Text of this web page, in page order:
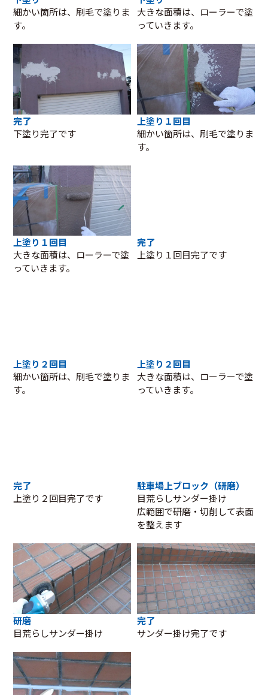
細かい箇所は、刷毛で塗りま
す。
大きな面積は、ローラーで塗
っていきます。
完了
下塗り完了です
上塗り１回目
細かい箇所は、刷毛で塗りま
す。
上塗り１回目
大きな面積は、ローラーで塗
っていきます。
完了
上塗り１回目完了です
上塗り２回目
細かい箇所は、刷毛で塗りま
す。
上塗り２回目
大きな面積は、ローラーで塗
っていきます。
完了
上塗り２回目完了です
駐車場上ブロック（研磨）
目荒らしサンダー掛け
広範囲で研磨・切削して表面
を整えます
研磨
目荒らしサンダー掛け
完了
サンダー掛け完了です